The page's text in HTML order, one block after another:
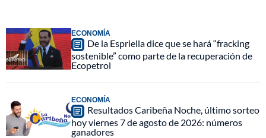
ECONOMÍA
De la Espriella dice que se hará “fracking
sostenible” como parte de la recuperación de
Ecopetrol
ECONOMÍA
Resultados Caribeña Noche, último sorteo
hoy viernes 7 de agosto de 2026: números
ganadores